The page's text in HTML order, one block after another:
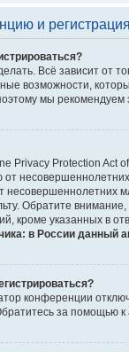
и регистрация
Всё зависит от
возможности,
мы рекомендуем
Privacy Protection
Обратите
кроме указанных в
в России данный
конференции
за помощью